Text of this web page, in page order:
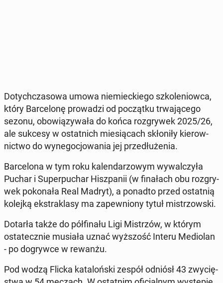
Do­tych­cza­so­wa umowa nie­miec­kie­go szko­le­niow­ca,
który Bar­ce­lo­nę pro­wa­dzi od po­cząt­ku trwa­ją­ce­go
sezonu, obo­wią­zy­wa­ła do końca roz­gry­wek 2025/26,
ale sukcesy w ostat­nich mie­sią­cach skło­ni­ły kie­row­
nic­two do wy­ne­go­cjo­wa­nia jej prze­dłu­że­nia.
Bar­ce­lo­na w tym roku ka­len­da­rzo­wym wy­wal­czy­ła
Puchar i Su­per­pu­char Hisz­pa­nii (w fi­na­łach obu roz­gry­
wek po­ko­na­ła Real Madryt), a ponadto przed ostat­nią
kolejką eks­tra­kla­sy ma za­pew­nio­ny tytuł mi­strzow­ski.
Dotarła także do pół­fi­na­łu Ligi Mi­strzów, w którym
osta­tecz­nie musiała uznać wyż­szość Interu Me­dio­lan
- po do­gryw­ce w rewanżu.
Pod wodzą Flicka ka­ta­loń­ski zespół odniósł 43 zwy­cię­